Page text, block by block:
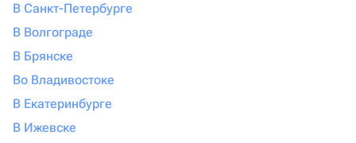
В Санкт-Петербурге
В Волгограде
В Брянске
Во Владивостоке
В Екатеринбурге
В Ижевске